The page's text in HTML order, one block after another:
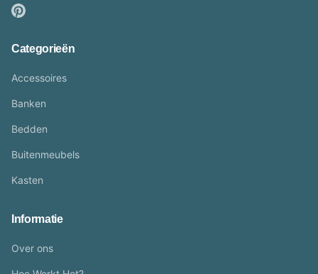
Categorieën
Accessoires
Banken
Bedden
Buitenmeubels
Kasten
Informatie
Over ons